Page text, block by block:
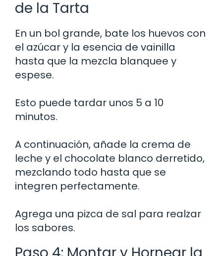
de la Tarta
En un bol grande, bate los huevos con
el azúcar y la esencia de vainilla
hasta que la mezcla blanquee y
espese.
Esto puede tardar unos 5 a 10
minutos.
A continuación, añade la crema de
leche y el chocolate blanco derretido,
mezclando todo hasta que se
integren perfectamente.
Agrega una pizca de sal para realzar
los sabores.